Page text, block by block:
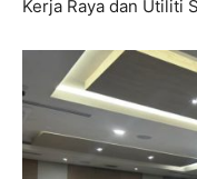
Kerja Raya dan Utiliti